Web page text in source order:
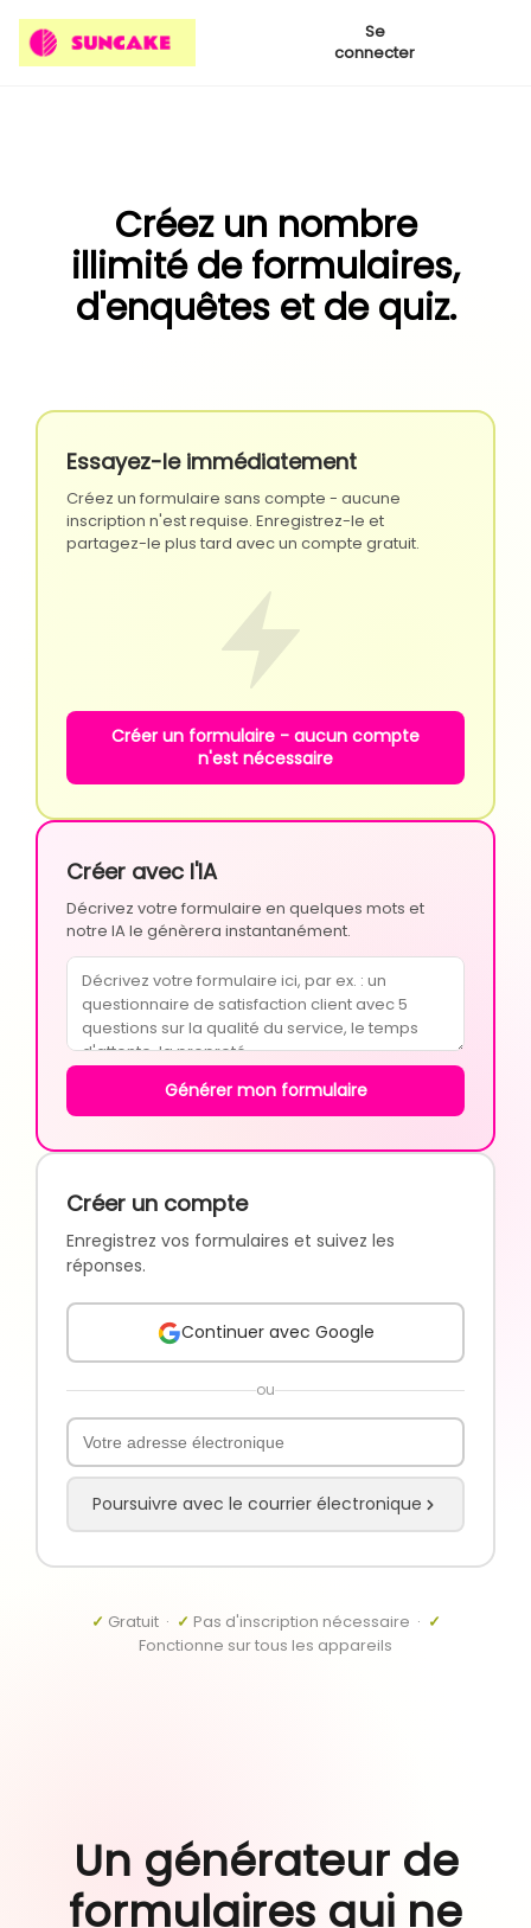
Se
connecter
Créez un nombre
illimité de formulaires,
d'enquêtes et de quiz.
Essayez-le immédiatement
Créez un formulaire sans compte - aucune
inscription n'est requise. Enregistrez-le et
partagez-le plus tard avec un compte gratuit.
Créer un formulaire - aucun compte
n'est nécessaire
Créer avec l'IA
Décrivez votre formulaire en quelques mots et
notre IA le génèrera instantanément.
Générer mon formulaire
Créer un compte
Enregistrez vos formulaires et suivez les
réponses.
Continuer avec Google
ou
Poursuivre avec le courrier électronique
✓ Gratuit · ✓ Pas d'inscription nécessaire · ✓
Fonctionne sur tous les appareils
Un générateur de
formulaires qui ne